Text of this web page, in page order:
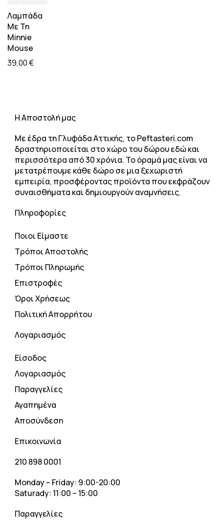
Λαμπάδα
Με Τη
Minnie
Mouse
39,00€
H Αποστολή μας
Με έδρα τη Γλυφάδα Αττικής, το Peftasteri.com
δραστηριοποιείται στο χώρο του δώρου εδώ και
περισσότερα από 30 χρόνια. Το όραμά μας είναι να
μετατρέπουμε κάθε δώρο σε μια ξεχωριστή
εμπειρία, προσφέροντας προϊόντα που εκφράζουν
συναισθήματα και δημιουργούν αναμνήσεις.
Πληροφορίες
Ποιοι Είμαστε
Τρόποι Αποστολής
Τρόποι Πληρωμής
Επιστροφές
Όροι Χρήσεως
Πολιτική Απορρήτου
Λογαριασμός
Είσοδος
Λογαριασμός
Παραγγελίες
Αγαπημένα
Αποσύνδεση
Επικοινωνία
210 898 0001
Monday – Friday: 9:00-20:00
Saturady: 11:00 – 15:00
Παραγγελίες